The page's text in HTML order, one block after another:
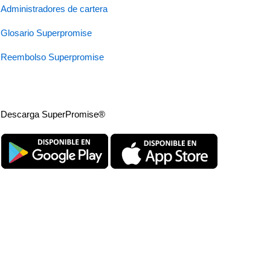
Administradores de cartera
Glosario Superpromise
Reembolso Superpromise
Descarga SuperPromise®